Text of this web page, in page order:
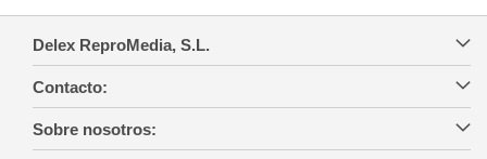
Delex ReproMedia, S.L.
Contacto:
Sobre nosotros: